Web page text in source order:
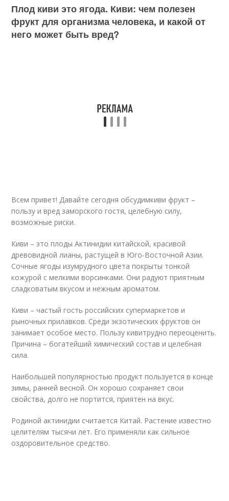
Плод киви это ягода. Киви: чем полезен
фрукт для организма человека, и какой от
него может быть вред?
Всем привет! Давайте сегодня обсудимкиви фрукт –
пользу и вред заморского гостя, целебную силу,
возможные риски.
Киви – это плоды Актинидии китайской, красивой
древовидной лианы, растущей в Юго-Восточной Азии.
Сочные ягоды изумрудного цвета покрыты тонкой
кожурой с мелкими ворсинками. Они радуют приятным
сладковатым вкусом и нежным ароматом.
Киви – частый гость российских супермаркетов и
рыночных прилавков. Среди экзотических фруктов он
занимает особое место. Пользу кивитрудно переоценить.
Причина – богатейший химический состав и целебная
сила.
Наибольшей популярностью продукт пользуется в конце
зимы, ранней весной. Он хорошо сохраняет свои
свойства, долго не портится, приятен на вкус.
Родиной актинидии считается Китай. Растение известно
целителям тысячи лет. Его применяли как сильное
оздоровительное средство.